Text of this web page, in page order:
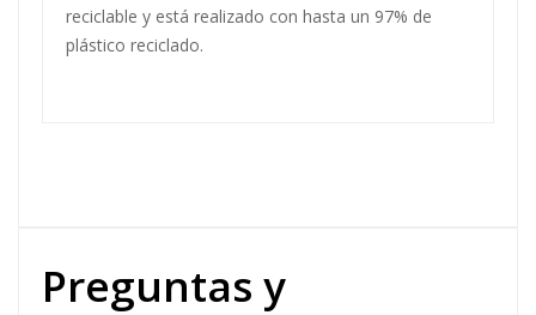
reciclable y está realizado con hasta un 97% de
plástico reciclado.
Preguntas y